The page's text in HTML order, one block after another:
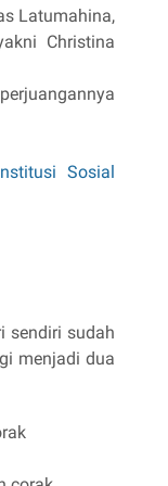
Latumahina,
Christina
Sosial
sendiri sudah
menjadi dua